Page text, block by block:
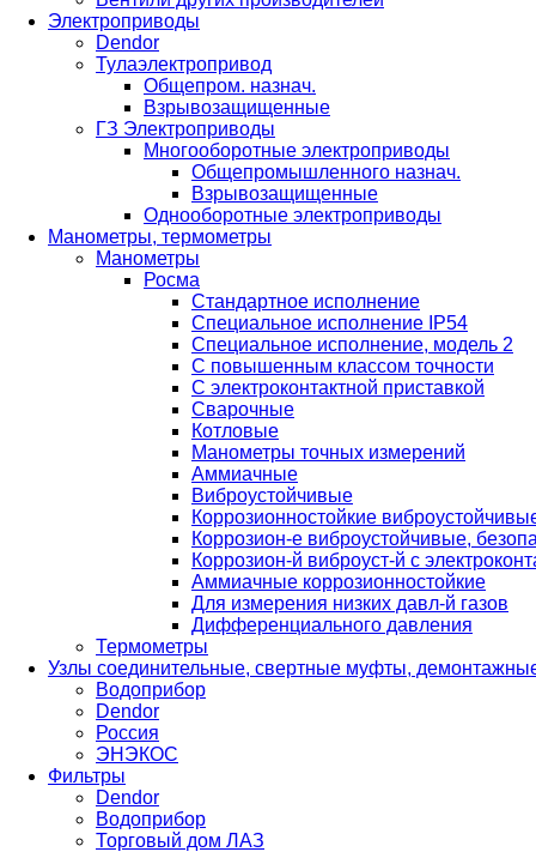
Электроприводы
Dendor
Тулаэлектропривод
Общепром. назнач.
Взрывозащищенные
ГЗ Электроприводы
Многооборотные электроприводы
Общепромышленного назнач.
Взрывозащищенные
Однооборотные электроприводы
Манометры, термометры
Манометры
Росма
Стандартное исполнение
Специальное исполнение IP54
Специальное исполнение, модель 2
С повышенным классом точности
С электроконтактной приставкой
Cварочные
Котловые
Манометры точных измерений
Аммиачные
Виброустойчивые
Коррозионностойкие
Коррозион-е виброустойчивые,
Коррозион-й виброуст-й с
Аммиачные коррозионностойкие
Для измерения низких давл-й газов
Дифференциального давления
Термометры
Узлы соединительные, свертные муфты,
Водоприбор
Dendor
Россия
ЭНЭКОС
Фильтры
Dendor
Водоприбор
Торговый дом ЛАЗ